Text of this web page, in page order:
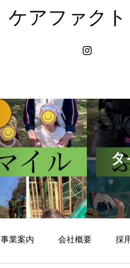
ケアファク
タ
事業案内 会社概要 採